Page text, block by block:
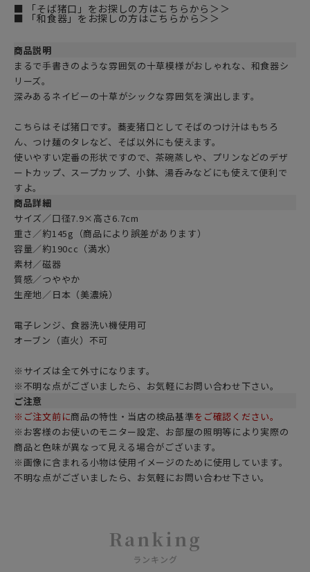
■ 「そば猪口」をお探しの方はこちらから＞＞
■ 「和食器」をお探しの方はこちらから＞＞
商品説明
まるで手書きのような雰囲気の十草模様がおしゃれな、和食器シ
リーズ。
深みあるネイビーの十草がシックな雰囲気を演出します。
こちらはそば猪口です。蕎麦猪口としてそばのつけ汁はもちろ
ん、つけ麺のタレなど、そば以外にも使えます。
使いやすい定番の形状ですので、茶碗蒸しや、プリンなどのデザ
ートカップ、スープカップ、小鉢、湯呑みなどにも使えて便利で
すよ。
商品詳細
サイズ／口径7.9×高さ6.7cm
重さ／約145g（商品により誤差があります）
容量／約190cc（満水）
素材／磁器
質感／つややか
生産地／日本（美濃焼）
電子レンジ、食器洗い機使用可
オーブン（直火）不可
※サイズは全て外寸になります。
※不明な点がございましたら、お気軽にお問い合わせ下さい。
ご注意
※ご注文前に商品の特性・当店の検品基準をご確認ください。
※お客様のお使いのモニター設定、お部屋の照明等により実際の
商品と色味が異なって見える場合がございます。
※画像に含まれる小物は使用イメージのために使用しています。
不明な点がございましたら、お気軽にお問い合わせ下さい。
Ranking
ランキング